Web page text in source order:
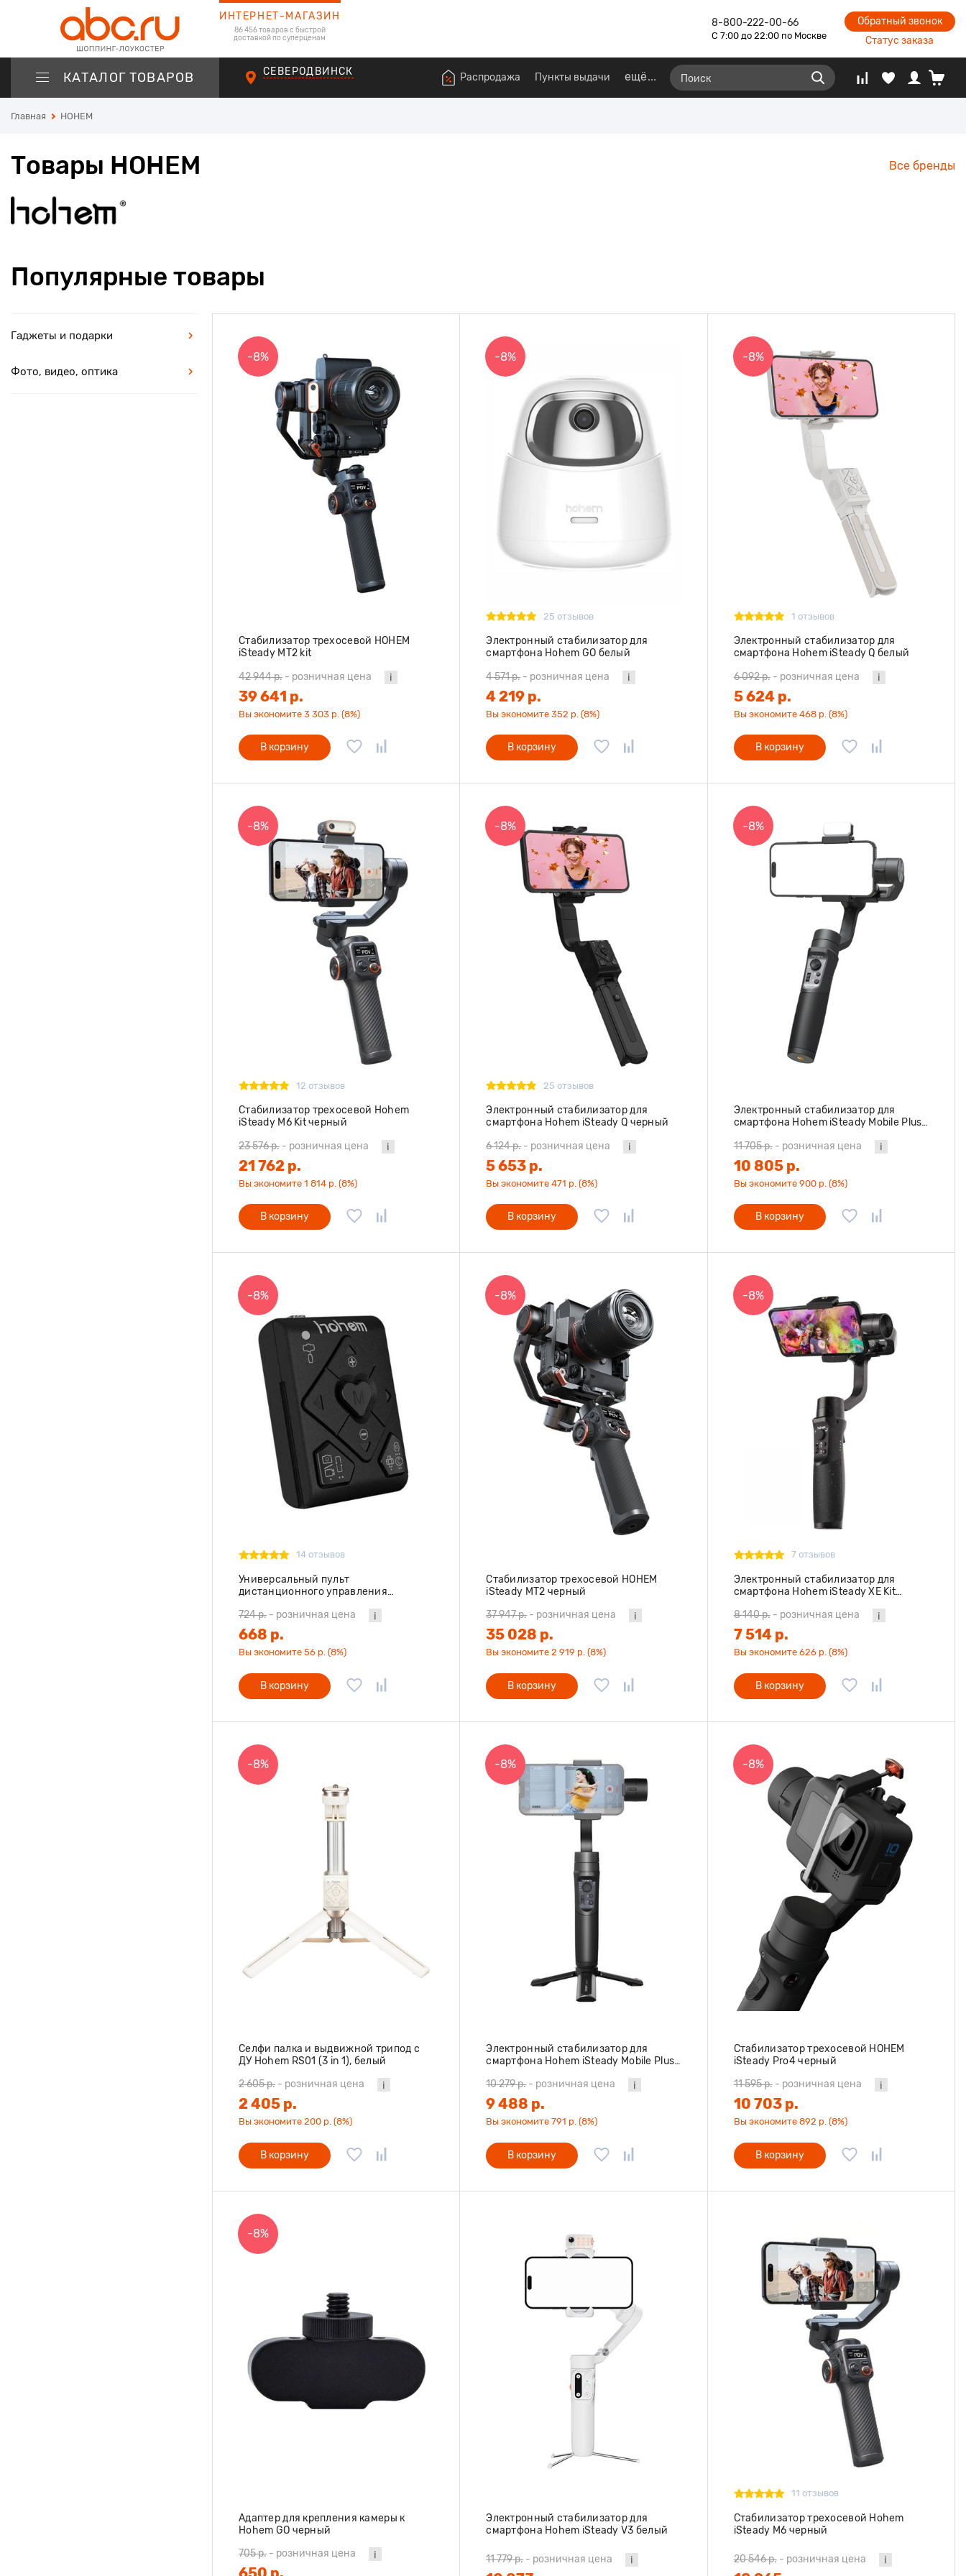
ИНТЕРНЕТ-МАГАЗИН
86 456 товаров с быстрой
доставкой по суперценам
8-800-222-00-66
С 7:00 до 22:00 по Москве
Обратный звонок
Статус заказа
КАТАЛОГ ТОВАРОВ СЕВЕРОДВИНСК Распродажа Пункты выдачи ещё
Главная HOHEM
Товары HOHEM Все бренды
Популярные товары
Гаджеты и подарки
Фото, видео, оптика
-8%
Стабилизатор трехосевой HOHEM
iSteady MT2 kit
42 944 р. - розничная цена
39 641 р.
Вы экономите 3 303 р. (8%)
В корзину
-8%
25 отзывов
Электронный стабилизатор для
смартфона Hohem GO белый
4 571 р.- розничная цена
4 219 р.
Вы экономите 352 р. (8%)
В корзину
-8%
1 отзывов
Электронный стабилизатор для
смартфона Hohem iSteady Q белый
6 092 р.- розничная цена
5 624 р.
Вы экономите 468 р. (8%)
В корзину
-8%
12 отзывов
Стабилизатор трехосевой Hohem
iSteady M6 Kit черный
23 576 р. - розничная цена
21 762 р.
Вы экономите 1 814 р. (8%)
В корзину
-8%
25 отзывов
Электронный стабилизатор для
смартфона Hohem iSteady Q черный
6 124 р.- розничная цена
5 653 р.
Вы экономите 471 р. (8%)
В корзину
-8%
Электронный стабилизатор для
смартфона Hohem iSteady Mobile Plus
11 705 р.- розничная цена
10 805 р.
Вы экономите 900 р. (8%)
В корзину
-8%
14 отзывов
Универсальный пульт
дистанционного управления
724 р. - розничная цена
668 р.
Вы экономите 56 р. (8%)
В корзину
-8%
Стабилизатор трехосевой HOHEM
iSteady MT2 черный
37 947 р.- розничная цена
35 028 р.
Вы экономите 2 919 р. (8%)
В корзину
-8%
7 отзывов
Электронный стабилизатор для
смартфона Hohem iSteady XE Kit
8 140 р.- розничная цена
7 514 р.
Вы экономите 626 р. (8%)
В корзину
-8%
Селфи палка и выдвижной трипод с
ДУ Hohem RS01 (3 in 1), белый
2 605 р. - розничная цена
2 405 р.
Вы экономите 200 р. (8%)
В корзину
-8%
Электронный стабилизатор для
смартфона Hohem iSteady Mobile Plus
10 279 р.- розничная цена
9 488 р.
Вы экономите 791 р. (8%)
В корзину
-8%
Стабилизатор трехосевой HOHEM
iSteady Pro4 черный
11 595 р.- розничная цена
10 703 р.
Вы экономите 892 р. (8%)
В корзину
-8%
Адаптер для крепления камеры к
Hohem GO черный
705 р. - розничная цена
Электронный стабилизатор для
смартфона Hohem iSteady V3 белый
11 779 р.- розничная цена
11 отзывов
Стабилизатор трехосевой Hohem
iSteady M6 черный
20 546 р.- розничная цена